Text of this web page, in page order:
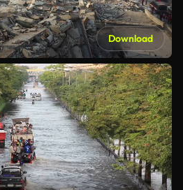
Download